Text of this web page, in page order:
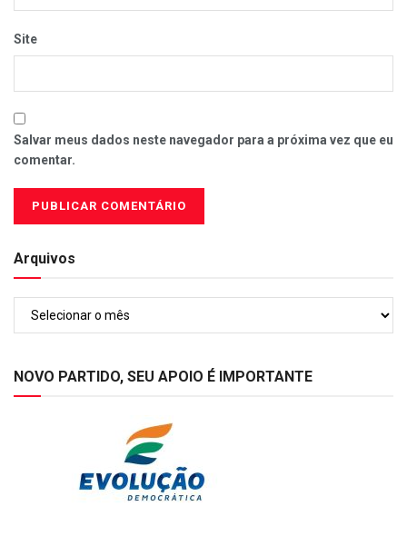
Site
Salvar meus dados neste navegador para a próxima vez que eu
comentar.
Arquivos
NOVO PARTIDO, SEU APOIO É IMPORTANTE